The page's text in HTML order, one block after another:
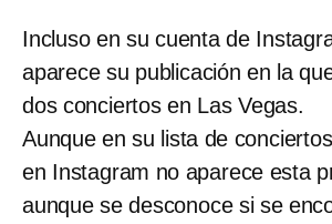
Incluso en su cuenta de
aparece su publicación en la
dos conciertos en Las Vegas.
Aunque en su lista de
en Instagram no aparece esta
aunque se desconoce si se